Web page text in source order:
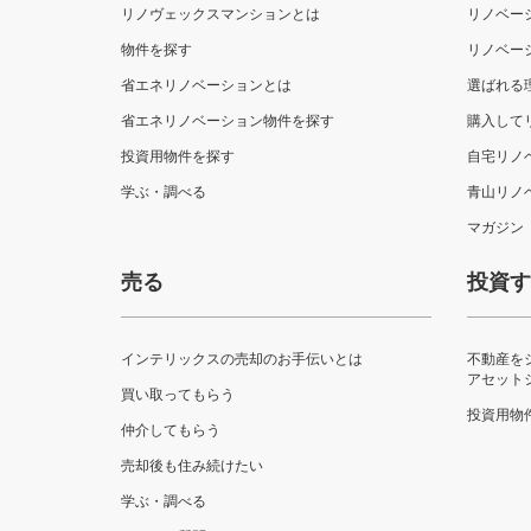
リノヴェックスマンションとは
物件を探す
省エネリノベーションとは
省エネリノベーション物件を探す
投資用物件を探す
学ぶ・調べる
リノベー
リノベー
選ばれる
購入して
自宅リノ
青山リノ
マガジン
売る
インテリックスの売却のお手伝いとは
買い取ってもらう
仲介してもらう
売却後も住み続けたい
学ぶ・調べる
投資
不動産を
アセット
投資用物